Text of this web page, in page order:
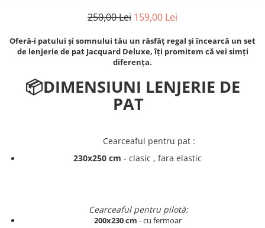
Set Lenjerie De Pat Blana
Persoane
Set Lenjerie Pat Blanita Iepure, 6
Piese, Cu Pilota Inclusa
Lenjerii De Pat Premium Collection
Set Lenjerie De Pat, 7 Piese, Cu
11 Piese, Cuvertura Inclusa
Lenjerii Damasc Egiptean King Size
Lenjerii De Pat Damasc 1 Persoana
Lenjerii De Pat, Imprimeu 3D, 1
250,00 Lei 159,00 Lei
Oferă-i patului și somnului tău un răsfăț regal și încearcă un set
de lenjerie de pat Jacquard Deluxe, îți promitem că vei simți
diferența.
📦DIMENSIUNI LENJERIE DE
PAT
Cearceaful pentru pat :
230x250 cm - clasic , fara elastic
Cearceaful pentru pilotă:
200x230 cm - cu fermoar